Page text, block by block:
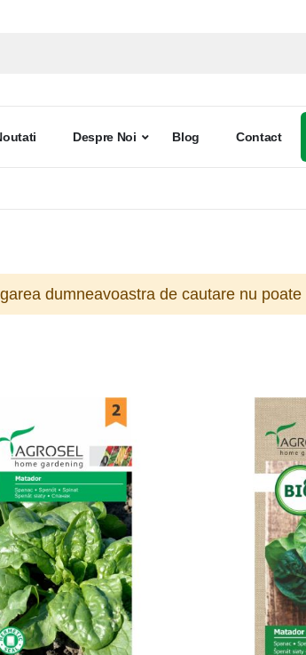
Despre Noi Blog Contact
dumneavoastra de cautare nu